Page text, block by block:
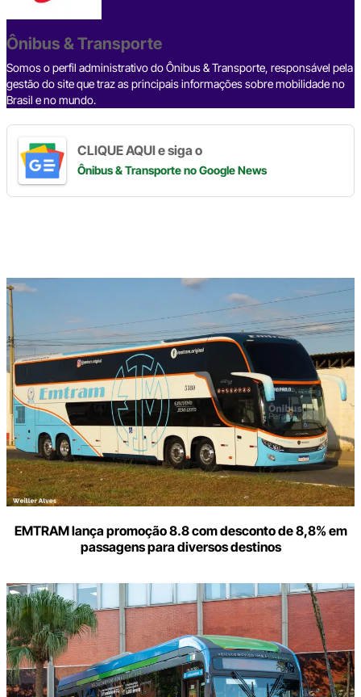
o
o
k
s
Ônibus & Transporte
Somos o perfil administrativo do Ônibus & Transporte, responsável pela
gestão do site que traz as principais informações sobre mobilidade no
Brasil e no mundo.
CLIQUE AQUI e siga o
Ônibus & Transporteno Google News
EMTRAM lança promoção 8.8 com desconto de 8,8% em
passagens para diversos destinos
Digite
aqui
o
seu
e-
mail